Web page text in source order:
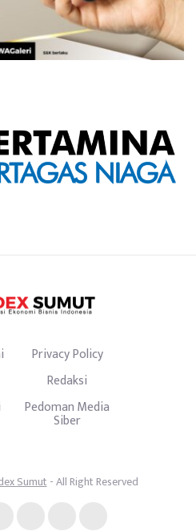
Privacy Policy
Redaksi
Pedoman Media
Siber
Sumut- All Right Reserved